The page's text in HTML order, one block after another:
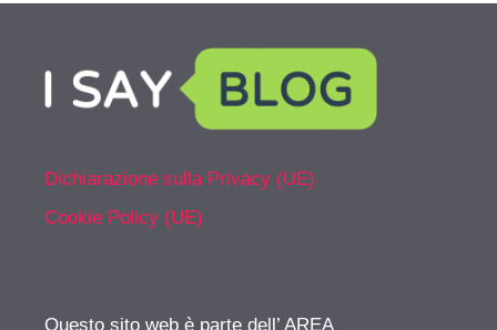
Dichiarazione sulla Privacy (UE)
Cookie Policy (UE)
Questo sito web è parte dell’ AREA